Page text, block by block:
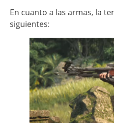
En cuanto a las armas, la
siguientes: